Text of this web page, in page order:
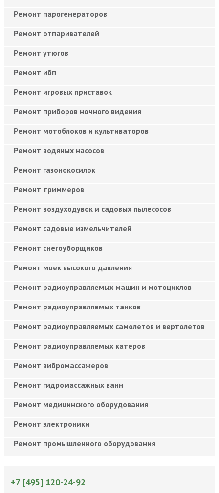
Ремонт парогенераторов
Ремонт отпаривателей
Ремонт утюгов
Ремонт ибп
Ремонт игровых приставок
Ремонт приборов ночного видения
Ремонт мотоблоков и культиваторов
Ремонт водяных насосов
Ремонт газонокосилок
Ремонт триммеров
Ремонт воздуходувок и садовых пылесосов
Ремонт садовые измельчителей
Ремонт снегоуборщиков
Ремонт моек высокого давления
Ремонт радиоуправляемых машин и мотоциклов
Ремонт радиоуправляемых танков
Ремонт радиоуправляемых самолетов и вертолетов
Ремонт радиоуправляемых катеров
Ремонт вибромассажеров
Ремонт гидромассажных ванн
Ремонт медицинского оборудования
Ремонт электроники
Ремонт промышленного оборудования
+7 [495] 120-24-92